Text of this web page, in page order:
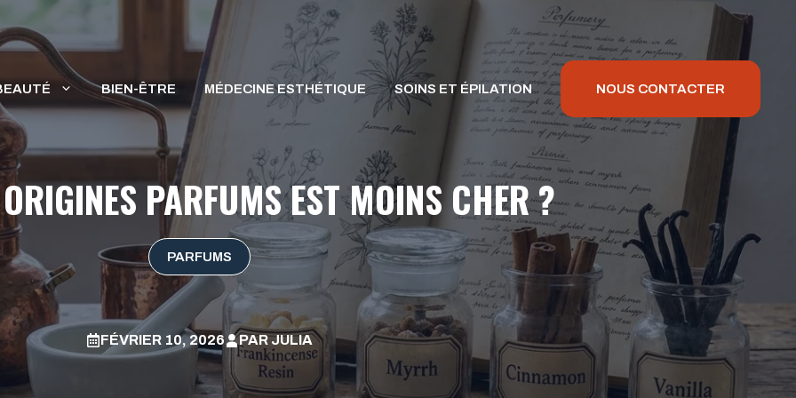
BIEN-ÊTRE MÉDECINE ESTHÉTIQUE SOINS ET ÉPILATION NOUS CONTACTER
PARFUMS EST MOINS CHER ?
PARFUMS
FÉVRIER 10, 2026 PARJULIA